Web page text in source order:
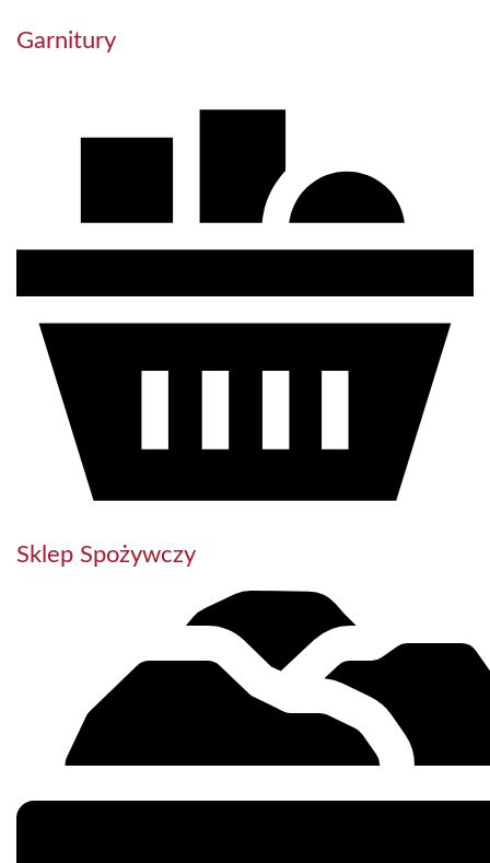
Garnitury
Sklep Spożywczy